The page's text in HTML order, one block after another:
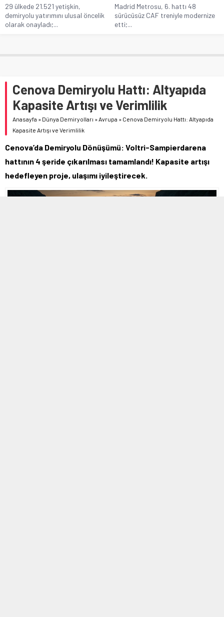
29 ülkede 21.521 yetişkin,
demiryolu yatırımını ulusal öncelik
olarak onayladı;...
Madrid Metrosu, 6. hattı 48
sürücüsüz CAF treniyle modernize
etti;...
Cenova Demiryolu Hattı: Altyapıda
Kapasite Artışı ve Verimlilik
Anasayfa » Dünya Demiryolları »Avrupa » Cenova Demiryolu Hattı: Altyapıda
Kapasite Artışı ve Verimlilik
Cenova’da Demiryolu Dönüşümü: Voltri-Sampierdarena
hattının 4 şeride çıkarılması tamamlandı! Kapasite artışı
hedefleyen proje, ulaşımı iyileştirecek.